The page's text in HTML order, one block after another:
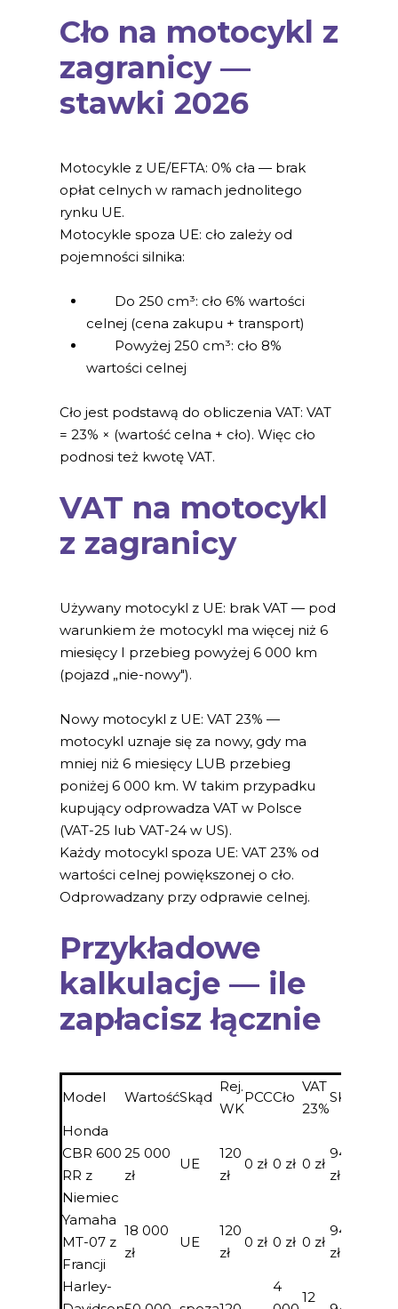
Cło na motocykl z
zagranicy —
stawki 2026
Motocykle z UE/EFTA: 0% cła — brak
opłat celnych w ramach jednolitego
rynku UE.
Motocykle spoza UE: cło zależy od
pojemności silnika:
Do 250 cm³: cło 6% wartości
celnej (cena zakupu + transport)
Powyżej 250 cm³: cło 8%
wartości celnej
Cło jest podstawą do obliczenia VAT: VAT
= 23% × (wartość celna + cło). Więc cło
podnosi też kwotę VAT.
VAT na motocykl
z zagranicy
Używany motocykl z UE: brak VAT — pod
warunkiem że motocykl ma więcej niż 6
miesięcy I przebieg powyżej 6 000 km
(pojazd „nie-nowy").
Nowy motocykl z UE: VAT 23% —
motocykl uznaje się za nowy, gdy ma
mniej niż 6 miesięcy LUB przebieg
poniżej 6 000 km. W takim przypadku
kupujący odprowadza VAT w Polsce
(VAT-25 lub VAT-24 w US).
Każdy motocykl spoza UE: VAT 23% od
wartości celnej powiększonej o cło.
Odprowadzany przy odprawie celnej.
Przykładowe
kalkulacje — ile
zapłacisz łącznie
Model WartośćSkąd
Rej.
WK
PCCCło
VAT
23%
SKP
Honda
CBR 600
RR z
Niemiec
25 000
zł
UE
120
zł
0 zł 0 zł 0 zł
94
zł
Yamaha
MT-07 z
Francji
18 000
zł
UE
120
zł
0 zł 0 zł 0 zł
94
zł
Harley-
4
12